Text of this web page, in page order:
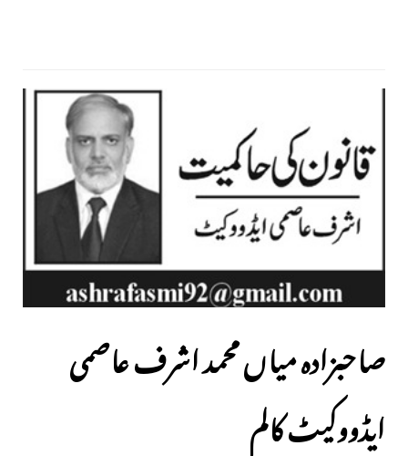
صاحبزادہ میاں محمد اشرف عاصمی
ایڈووکیٹ کالم